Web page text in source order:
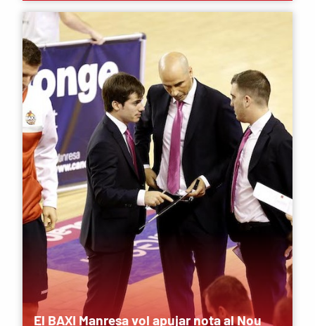
El BAXI Manresa vol apujar nota al Nou